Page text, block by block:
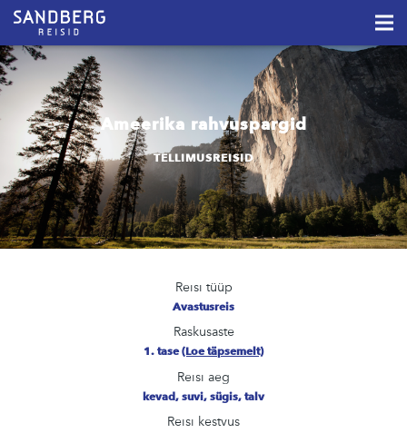
Ameerika rahvuspargid
TELLIMUSREISID
Reisi tüüp
Avastusreis
Raskusaste
1. tase(Loe täpsemelt)
Reisi aeg
kevad, suvi, sügis, talv
Reisi kestvus